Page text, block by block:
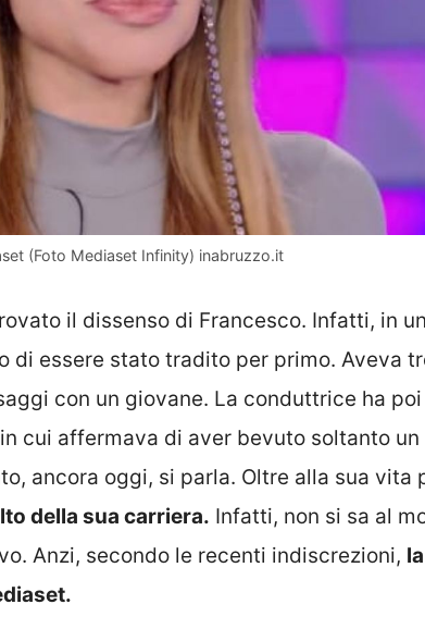
(Foto Mediaset Infinity) inabruzzo.it
il dissenso di Francesco. Infatti, in
di essere stato tradito per primo. Aveva
con un giovane. La conduttrice ha
cui affermava di aver bevuto soltanto
ancora oggi, si parla. Oltre alla sua vita
della sua carriera. Infatti, non si sa al
Anzi, secondo le recenti indiscrezioni,